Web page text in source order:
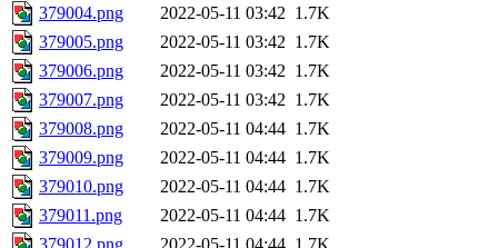
379004.png
2022-05-11 03:42 1.7K
379005.png
2022-05-11 03:42 1.7K
379006.png
2022-05-11 03:42 1.7K
379007.png
2022-05-11 03:42 1.7K
379008.png
2022-05-11 04:44 1.7K
379009.png
2022-05-11 04:44 1.7K
379010.png
2022-05-11 04:44 1.7K
379011.png
2022-05-11 04:44 1.7K